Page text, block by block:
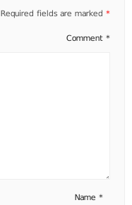
Required fields are marked *
Comment *
Name *